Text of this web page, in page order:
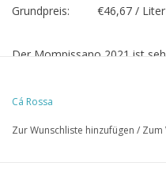
Grundpreis:
€46,67 / Liter
Der Mompissano 2021 ist
Weich und geschmeidig. Der
leichter und fruchtiger als ein
Cá Rossa
Zur Wunschliste hinzufügen / Zum